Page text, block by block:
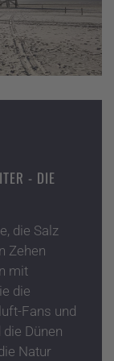
- DIE
die Salz
Zehen
mit
die
Fans und
Dünen
Natur